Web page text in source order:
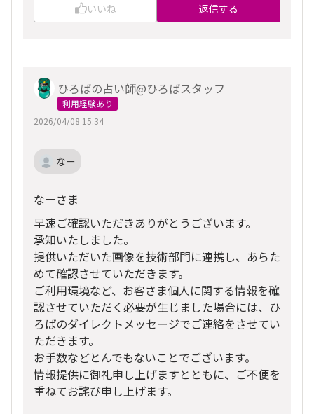
いいね 返信する
ひろばの占い師@ひろばスタッフ
利用経験あり
2026/04/08 15:34
なー
なーさま
早速ご確認いただきありがとうございます。
承知いたしました。
提供いただいた画像を技術部門に連携し、あらた
めて確認させていただきます。
ご利用環境など、お客さま個人に関する情報を確
認させていただく必要が生じました場合には、ひ
ろばのダイレクトメッセージでご連絡をさせてい
ただきます。
お手数などとんでもないことでございます。
情報提供に御礼申し上げますとともに、ご不便を
重ねてお詫び申し上げます。